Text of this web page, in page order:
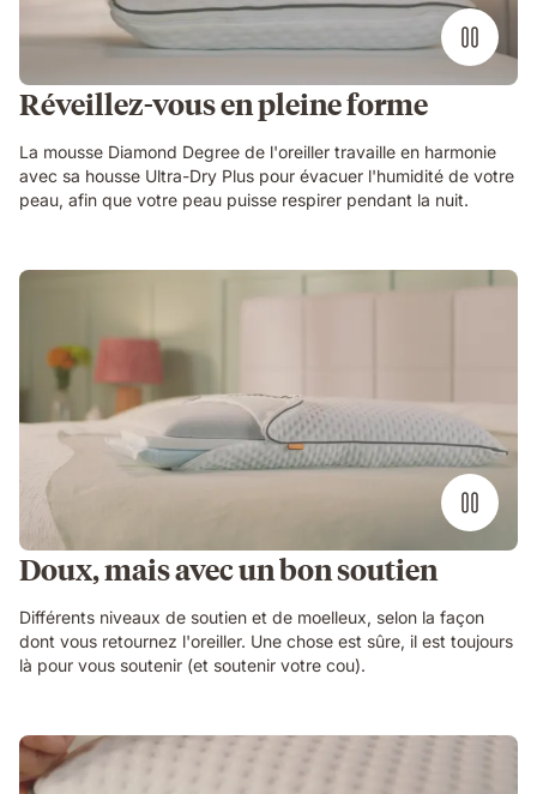
Réveillez-vous en pleine forme
La mousse Diamond Degree de l'oreiller travaille en harmonie
avec sa housse Ultra-Dry Plus pour évacuer l'humidité de votre
peau, afin que votre peau puisse respirer pendant la nuit.
Doux, mais avec un bon soutien
Différents niveaux de soutien et de moelleux, selon la façon
dont vous retournez l'oreiller. Une chose est sûre, il est toujours
là pour vous soutenir (et soutenir votre cou).